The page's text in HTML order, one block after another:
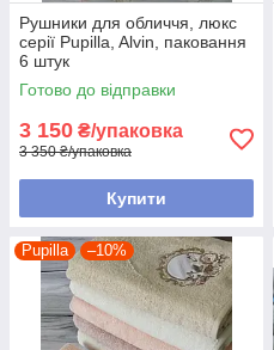
Рушники для обличчя, люкс
серії Pupilla, Alvin, паковання
6 штук
Готово до відправки
3 150 ₴/упаковка
3 350 ₴/упаковка
Купити
Pupilla –10%